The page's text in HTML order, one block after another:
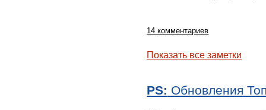
14 комментариев
Показать все заметки
PS: Обновления